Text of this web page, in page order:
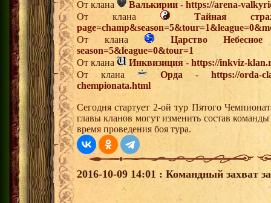
От клана
Валькирии - https://arena-
От клана
Тайная
От клана
Царство Небесное
season=5&league=0&tour=1
От клана
Инквизиция- https://inkviz-
От клана
Орда -https://orda-
chempionata.html
Сегодня стартует 2-ой тур Пятого
главы кланов могут изменить состав
время проведения боя тура.
2016-10-09 14:01 : Командный захват